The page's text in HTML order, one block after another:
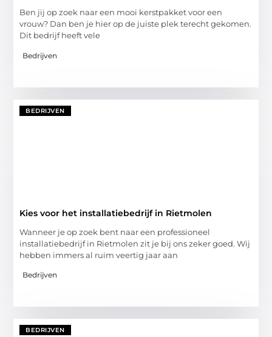
Ben jij op zoek naar een mooi kerstpakket voor een
vrouw? Dan ben je hier op de juiste plek terecht gekomen.
Dit bedrijf heeft vele
Bedrijven
BEDRIJVEN
Kies voor het installatiebedrijf in Rietmolen
Wanneer je op zoek bent naar een professioneel
installatiebedrijf in Rietmolen zit je bij ons zeker goed. Wij
hebben immers al ruim veertig jaar aan
Bedrijven
BEDRIJVEN